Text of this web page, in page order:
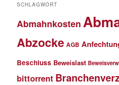
SCHLAGWORT
Abmahnkosten
Abzocke AGB
Beschluss Beweislast
bittorrent